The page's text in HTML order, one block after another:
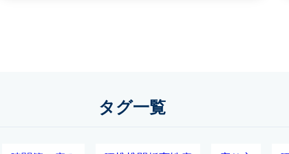
タグ一覧